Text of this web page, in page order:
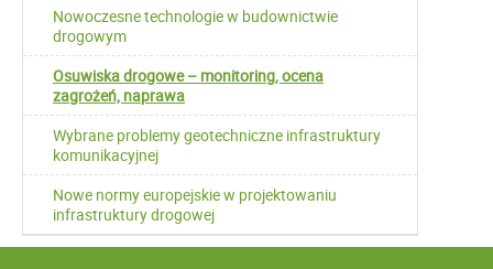
Nowoczesne technologie w budownictwie
drogowym
Osuwiska drogowe – monitoring, ocena
zagrożeń, naprawa
Wybrane problemy geotechniczne infrastruktury
komunikacyjnej
Nowe normy europejskie w projektowaniu
infrastruktury drogowej